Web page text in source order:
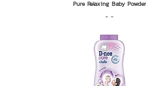
Pure Relaxing Baby Powder
- -